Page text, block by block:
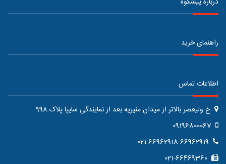
راهنمای خرید
اطلاعات تماس
خ ولیعصر بالاتر از میدان منیریه بعد از نمایندگی سایپا پلاک 998